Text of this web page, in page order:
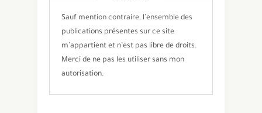
Sauf mention contraire, l’ensemble des
publications présentes sur ce site
m’appartient et n’est pas libre de droits.
Merci de ne pas les utiliser sans mon
autorisation.